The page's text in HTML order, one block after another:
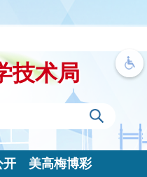
技术局
开
美高梅博彩